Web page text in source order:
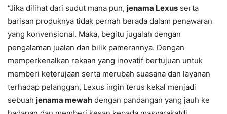
“Jika dilihat dari sudut mana pun, jenama Lexus serta
barisan produknya tidak pernah berada dalam penawaran
yang konvensional. Maka, begitu jugalah dengan
pengalaman jualan dan bilik pamerannya. Dengan
memperkenalkan rekaan yang inovatif bertujuan untuk
memberi keterujaan serta merubah suasana dan layanan
terhadap pelanggan, Lexus ingin terus kekal menjadi
sebuah jenama mewah dengan pandangan yang jauh ke